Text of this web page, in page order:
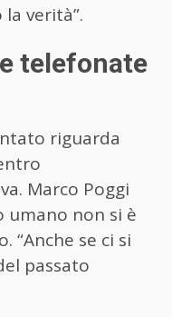
verità”.
telefonate
riguarda
Marco Poggi
umano non si è
se ci si
passato